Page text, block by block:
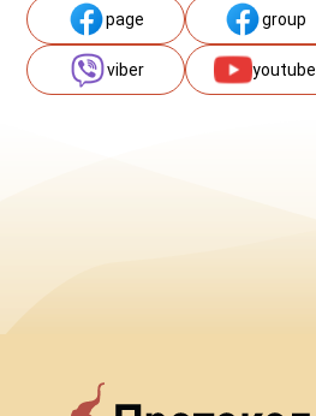
page group
viber youtube